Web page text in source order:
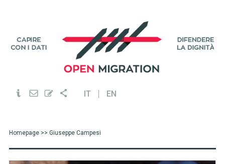
IT EN
Homepage>> Giuseppe Campesi